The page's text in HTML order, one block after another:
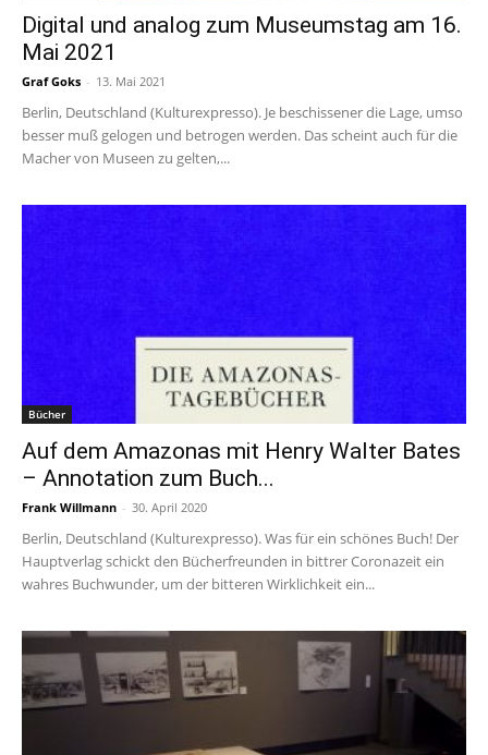
Digital und analog zum Museumstag am 16.
Mai 2021
Graf Goks - 13. Mai 2021
Berlin, Deutschland (Kulturexpresso). Je beschissener die Lage, umso
besser muß gelogen und betrogen werden. Das scheint auch für die
Macher von Museen zu gelten,...
Bücher
Auf dem Amazonas mit Henry Walter Bates
– Annotation zum Buch...
Frank Willmann - 30. April 2020
Berlin, Deutschland (Kulturexpresso). Was für ein schönes Buch! Der
Hauptverlag schickt den Bücherfreunden in bittrer Coronazeit ein
wahres Buchwunder, um der bitteren Wirklichkeit ein...